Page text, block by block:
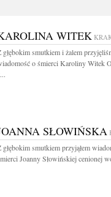
WITEK
głębokim smutkiem i żalem
o śmierci Karoliny Witek
SŁOWIŃSKA
głębokim smutkiem przyjąłem
Joanny Słowińskiej cenionej